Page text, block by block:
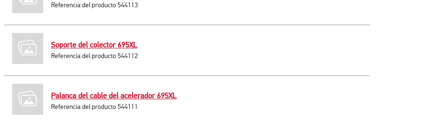
Referencia del producto 544113
Soporte del colector 695XL
Referencia del producto 544112
Palanca del cable del acelerador 695XL
Referencia del producto 544111